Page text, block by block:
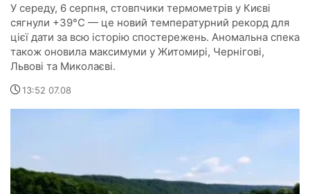
У середу, 6 серпня, стовпчики термометрів у Києві
сягнули +39°C — це новий температурний рекорд для
цієї дати за всю історію спостережень. Аномальна спека
також оновила максимуми у Житомирі, Чернігові,
Львові та Миколаєві.
13:52 07.08